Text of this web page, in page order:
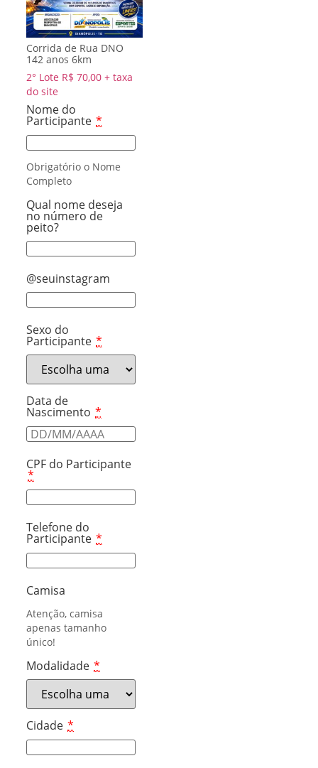
Corrida de Rua DNO
142 anos 6km
2° Lote R$ 70,00 + taxa
do site
Nome do
Participante *
Obrigatório o Nome
Completo
Qual nome deseja
no número de
peito?
@seuinstagram
Sexo do
Participante *
Data de
Nascimento *
CPF do Participante
*
Telefone do
Participante *
Camisa
Atenção, camisa
apenas tamanho
único!
Modalidade *
Cidade *